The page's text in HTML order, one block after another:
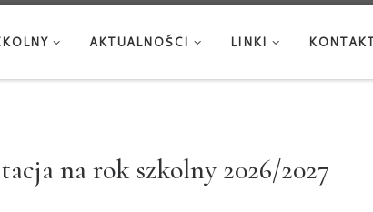
AKTUALNOŚCI LINKI
na rok szkolny 2026/2027